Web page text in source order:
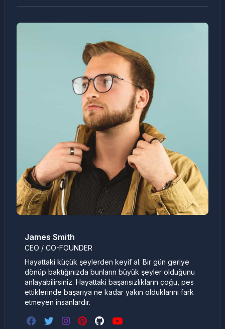
James Smith
CEO / CO-FOUNDER
Hayattaki küçük şeylerden keyif al. Bir gün geriye
dönüp baktığınızda bunların büyük şeyler olduğunu
anlayabilirsiniz. Hayattaki başarısızlıkların çoğu, pes
ettiklerinde başarıya ne kadar yakın olduklarını fark
etmeyen insanlardır.